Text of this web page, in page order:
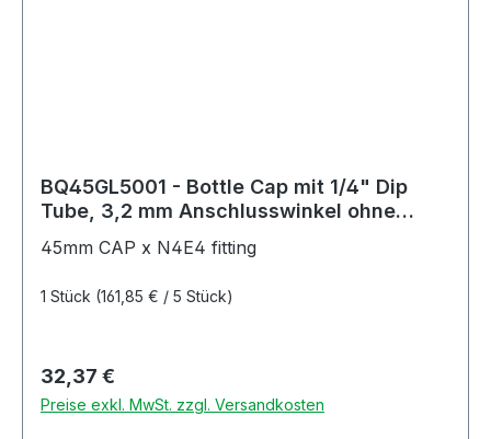
BQ45GL5001 - Bottle Cap mit 1/4" Dip
Tube, 3,2 mm Anschlusswinkel ohne
45mm CAP x N4E4 fitting
1 Stück (161,85 € / 5 Stück)
Regulärer Preis:
32,37 €
Preise exkl. MwSt. zzgl. Versandkosten